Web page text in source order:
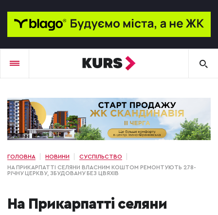
ГОЛОВНА НОВИНИ
СУСПІЛЬСТВО
НА ПРИКАРПАТТІ СЕЛЯНИ ВЛАСНИМ КОШТОМ РЕМОНТУЮТЬ 278-
РІЧНУ ЦЕРКВУ, ЗБУДОВАНУ БЕЗ ЦВЯХІВ
На Прикарпатті селяни